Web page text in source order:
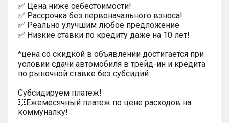
✅ Цена ниже себестоимости!
✅ Рассрочка без первоначального взноса!
✅ Реально улучшим любое предложение
✅ Низкие ставки по кредиту даже на 10 лет!
*цена со скидкой в объявлении достигается при
условии сдачи автомобиля в трейд-ин и кредита
по рыночной ставке без субсидий
Субсидируем платеж!
💥Ежемесячный платеж по цене расходов на
коммуналку!